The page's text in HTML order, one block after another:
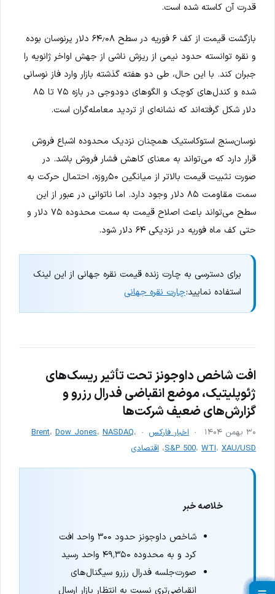
قدرت آن کاسته شده است.
بازگشت قیمت از کف ۶ فوریه در سطح ۶۴٫۰۸ دلار پرنوسان بوده
و نقره توانسته حدود نیمی از ریزش ناشی از جهش اواخر ژانویه را
جبران کند. با این حال، طی دو هفته گذشته بازار وارد فاز نوسانی
شده و کندل‌های کوچک و الگوهای دودوجی در بازه ۷۵ تا ۸۵
دلار شکل گرفته‌اند که نشانه‌ای از تردید معامله‌گران است.
نوسان‌سنج استوکاستیک همچنان نزدیک محدوده اشباع فروش
قرار دارد که می‌تواند به معنای کاهش فشار فروش باشد. در
صورت تثبیت قیمت بالاتر از میانگین ۵۰روزه، احتمال حرکت به
سمت مقاومت ۸۵ دلار وجود دارد. اما ناتوانی در عبور از این
سطح می‌تواند باعث اصلاح قیمت به سمت محدوده ۷۵ دلار و
حتی کف ماه فوریه در نزدیکی ۶۴ دلار شود.
برای دسترسی به چارت زنده قیمت نقره جهانی از این لینک
استفاده نمایید:چارت نقره جهانی
افت شاخص داوجونز تحت تأثیر ریسک‌های
ژئوپلیتیک، موضع انقباضی فدرال رزرو و
گزارش‌های ضعیف شرکت‌ها
۳۰ بهمن ۱۴۰۴ اخبار فارکس Brent، Dow Jones، NASDAQ،
S&P 500، WTI، XAU/USD ، اقتصادی
خلاصه خبر
شاخص داوجونز حدود ۳۰۰ واحد افت
کرد و به محدوده ۴۹٬۳۵۰ واحد رسید
صورت‌جلسه فدرال رزرو سیگنال‌های
انقباضی‌تری نسبت به انتظار بازار ارسال